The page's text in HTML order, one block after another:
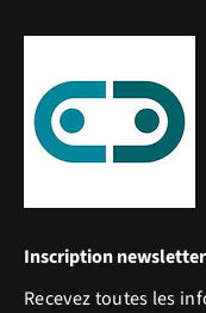
Inscription newsletter
Recevez toutes les